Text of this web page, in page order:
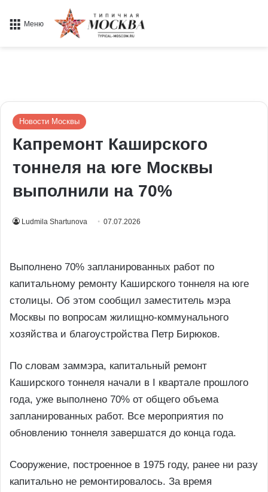
Меню
Новости Москвы
Капремонт Каширского
тоннеля на юге Москвы
выполнили на 70%
Ludmila Shartunova 07.07.2026
Выполнено 70% запланированных работ по
капитальному ремонту Каширского тоннеля на юге
столицы. Об этом сообщил заместитель мэра
Москвы по вопросам жилищно-коммунального
хозяйства и благоустройства Петр Бирюков.
По словам заммэра, капитальный ремонт
Каширского тоннеля начали в I квартале прошлого
года, уже выполнено 70% от общего объема
запланированных работ. Все мероприятия по
обновлению тоннеля завершатся до конца года.
Сооружение, построенное в 1975 году, ранее ни разу
капитально не ремонтировалось. За время